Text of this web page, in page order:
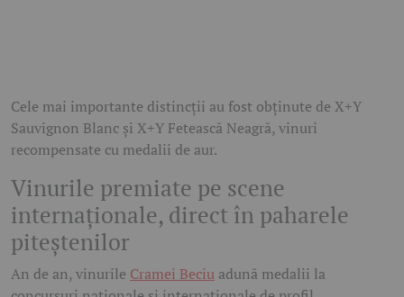
Cele mai importante distincții au fost obținute de X+Y
Sauvignon Blanc și X+Y Fetească Neagră, vinuri
recompensate cu medalii de aur.
Vinurile premiate pe scene
internaționale, direct în paharele
piteștenilor
An de an, vinurile Cramei Beciu adună medalii la